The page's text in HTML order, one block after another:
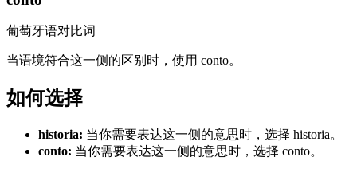
葡萄牙语对比词
当语境符合这一侧的区别时，使用 conto。
如何选择
historia: 当你需要表达这一侧的意思时，选择 historia。
conto: 当你需要表达这一侧的意思时，选择 conto。